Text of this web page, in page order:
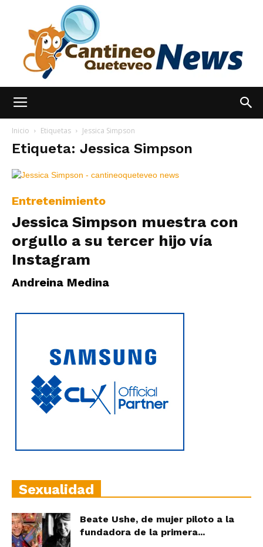
hoy
Inicio Etiquetas Jessica Simpson
Etiqueta: Jessica Simpson
Entretenimiento
Jessica Simpson muestra con
orgullo a su tercer hijo vía
Instagram
Andreina Medina
Sexualidad
Beate Ushe, de mujer piloto a la
fundadora de la primera...